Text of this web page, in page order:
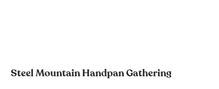
Steel Mountain Handpan Gathering